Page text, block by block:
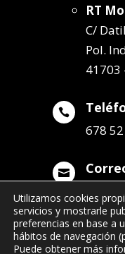
RT
C/
Pol.
41703

678

Utilizamos cookies
servicios y mostrarle
preferencias en base a
hábitos de navegación
Puede obtener más